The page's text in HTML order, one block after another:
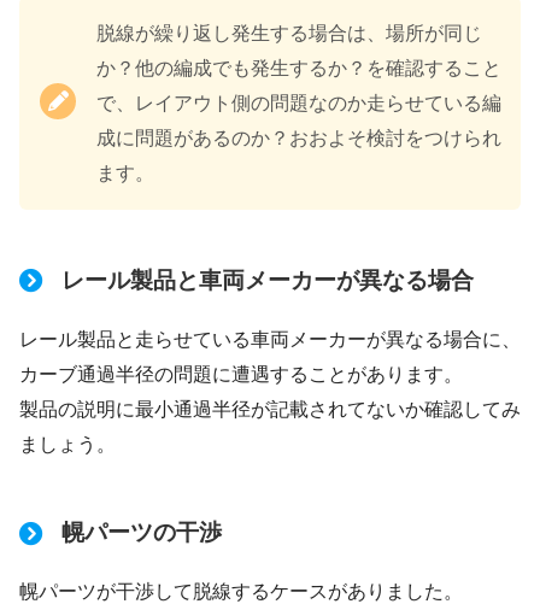
脱線が繰り返し発生する場合は、場所が同じ
か？他の編成でも発生するか？を確認すること
で、レイアウト側の問題なのか走らせている編
成に問題があるのか？おおよそ検討をつけられ
ます。
レール製品と車両メーカーが異なる場合
レール製品と走らせている車両メーカーが異なる場合に、
カーブ通過半径の問題に遭遇することがあります。
製品の説明に最小通過半径が記載されてないか確認してみ
ましょう。
幌パーツの干渉
幌パーツが干渉して脱線するケースがありました。